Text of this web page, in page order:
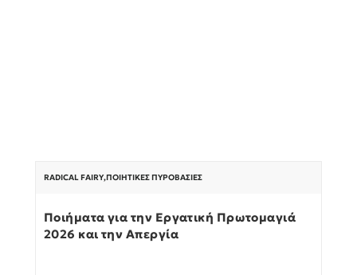
RADICAL FAIRY,ΠΟΙΗΤΙΚΈΣ ΠΥΡΟΒΑΣΊΕΣ
Ποιήματα για την Εργατική Πρωτομαγιά
2026 και την Απεργία